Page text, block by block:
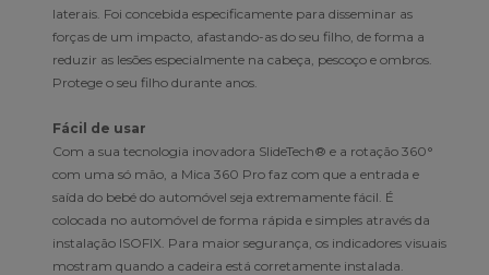
laterais. Foi concebida especificamente para disseminar as
forças de um impacto, afastando-as do seu filho, de forma a
reduzir as lesões especialmente na cabeça, pescoço e ombros.
Protege o seu filho durante anos.
Fácil de usar
Com a sua tecnologia inovadora SlideTech® e a rotação 360°
com uma só mão, a Mica 360 Pro faz com que a entrada e
saída do bebé do automóvel seja extremamente fácil. É
colocada no automóvel de forma rápida e simples através da
instalação ISOFIX. Para maior segurança, os indicadores visuais
mostram quando a cadeira está corretamente instalada.